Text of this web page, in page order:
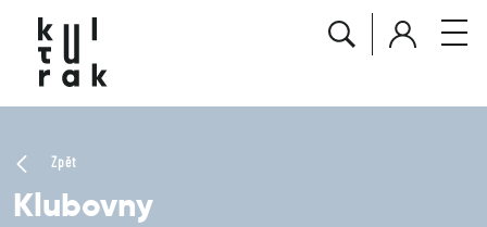
Zpět
Klubovny